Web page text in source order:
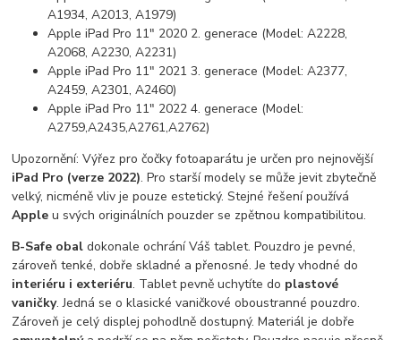
A1934, A2013, A1979)
Apple iPad Pro 11" 2020 2. generace (Model: A2228,
A2068, A2230, A2231)
Apple iPad Pro 11" 2021 3. generace (Model: A2377,
A2459, A2301, A2460)
Apple iPad Pro 11" 2022 4. generace (Model:
A2759,A2435,A2761,A2762)
Upozornění: Výřez pro čočky fotoaparátu je určen pro nejnovější
iPad Pro (verze 2022). Pro starší modely se může jevit zbytečně
velký, nicméně vliv je pouze estetický. Stejné řešení používá
Appleu svých originálních pouzder se zpětnou kompatibilitou.
B-Safe obaldokonale ochrání Váš tablet. Pouzdro je pevné,
zároveň tenké, dobře skladné a přenosné. Je tedy vhodné do
interiéru i exteriéru. Tablet pevně uchytíte do plastové
vaničky. Jedná se o klasické vaničkové oboustranné pouzdro.
Zároveň je celý displej pohodlně dostupný. Materiál je dobře